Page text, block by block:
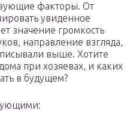
факторы. От
увиденное
значение громкость
направление взгляда,
выше. Хотите
при хозяевах, и каких
в будущем?